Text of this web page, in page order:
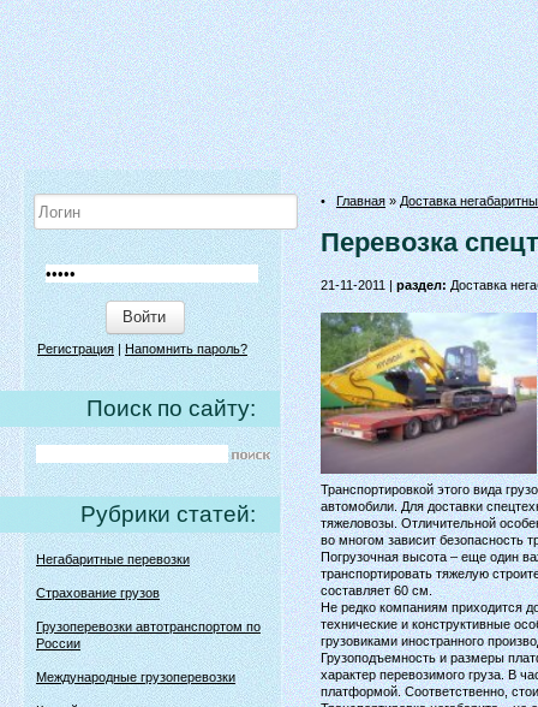
Войти
Регистрация|Напомнить пароль?
Поиск по сайту:
Рубрики статей:
Негабаритные перевозки
Страхование грузов
Грузоперевозки автотранспортом по
России
Международные грузоперевозки
•Главная»Доставка
Перевозка
21-11-2011 |раздел:Доставка
Транспортировкой этого вида
автомобили. Для доставки
тяжеловозы. Отличительной
во многом зависит безопасность
Погрузочная высота – еще один
транспортировать тяжелую
составляет 60 см.
Не редко компаниям приходится
технические и конструктивные
грузовиками иностранного
Грузоподъемность и размеры
характер перевозимого груза. В
платформой. Соответственно,